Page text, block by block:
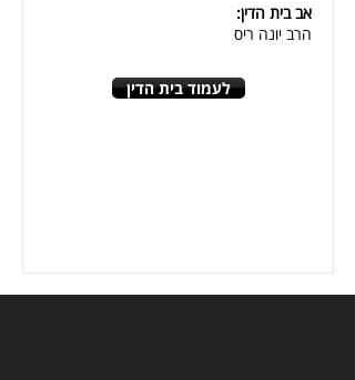
אב בית הדין:
הרב יונה ריס
לעמוד בית הדין